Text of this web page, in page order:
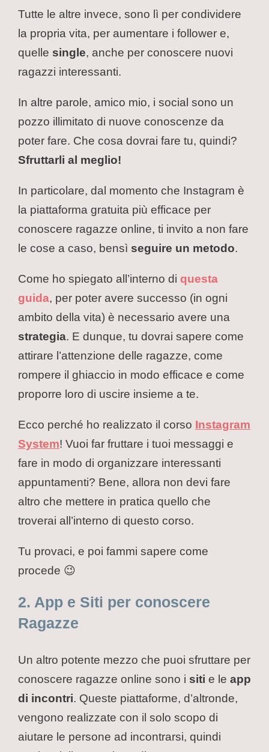
Tutte le altre invece, sono lì per condividere
la propria vita, per aumentare i follower e,
quelle single, anche per conoscere nuovi
ragazzi interessanti.
In altre parole, amico mio, i social sono un
pozzo illimitato di nuove conoscenze da
poter fare. Che cosa dovrai fare tu, quindi?
Sfruttarli al meglio!
In particolare, dal momento che Instagram è
la piattaforma gratuita più efficace per
conoscere ragazze online, ti invito a non fare
le cose a caso, bensì seguire un metodo.
Come ho spiegato all’interno di questa
guida, per poter avere successo (in ogni
ambito della vita) è necessario avere una
strategia. E dunque, tu dovrai sapere come
attirare l’attenzione delle ragazze, come
rompere il ghiaccio in modo efficace e come
proporre loro di uscire insieme a te.
Ecco perché ho realizzato il corso Instagram
System! Vuoi far fruttare i tuoi messaggi e
fare in modo di organizzare interessanti
appuntamenti? Bene, allora non devi fare
altro che mettere in pratica quello che
troverai all’interno di questo corso.
Tu provaci, e poi fammi sapere come
procede 😉
2. App e Siti per conoscere
Ragazze
Un altro potente mezzo che puoi sfruttare per
conoscere ragazze online sono i siti e le app
di incontri. Queste piattaforme, d’altronde,
vengono realizzate con il solo scopo di
aiutare le persone ad incontrarsi, quindi